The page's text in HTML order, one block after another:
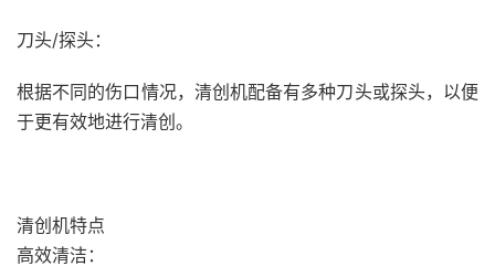
刀头/探头：
根据不同的伤口情况，清创机配备有多种刀头或探头，以便
于更有效地进行清创。
清创机特点
高效清洁：